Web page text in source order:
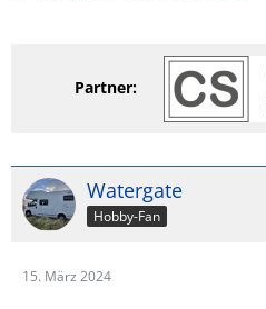
Partner:
Watergate
Hobby-Fan
15. März 2024